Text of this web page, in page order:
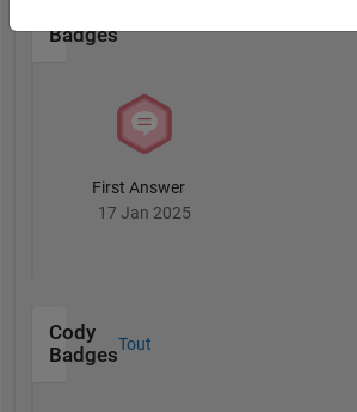
Badges
First Answer
17 Jan 2025
Cody
Badges
Tout